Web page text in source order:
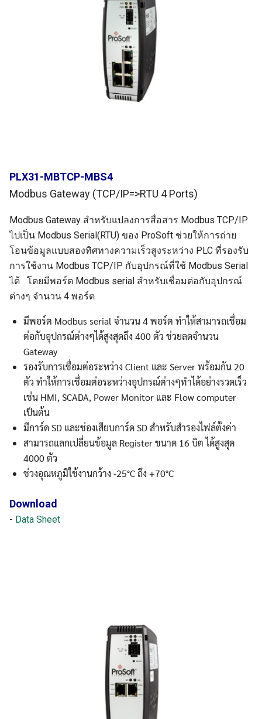
PLX31-MBTCP-MBS4
Modbus Gateway (TCP/IP=>RTU 4 Ports)
Modbus Gateway สำหรับแปลงการสื่อสาร Modbus TCP/IP
ไปเป็น Modbus Serial(RTU) ของ ProSoft ช่วยให้การถ่าย
โอนข้อมูลแบบสองทิศทางความเร็วสูงระหว่าง PLC ที่รองรับ
การใช้งาน Modbus TCP/IP กับอุปกรณ์ที่ใช้ Modbus Serial
ได้ โดยมีพอร์ต Modbus serial สำหรับเชื่อมต่อกับอุปกรณ์
ต่างๆ จำนวน 4 พอร์ต
มีพอร์ต Modbus serial จำนวน 4 พอร์ต ทำให้สามารถเชื่อม
ต่อกับอุปกรณ์ต่างๆได้สูงสุดถึง 400 ตัว ช่วยลดจำนวน
Gateway
รองรับการเชื่อมต่อระหว่าง Client และ Server พร้อมกัน 20
ตัว ทำให้การเชื่อมต่อระหว่างอุปกรณ์ต่างๆทำได้อย่างรวดเร็ว
เช่น HMI, SCADA, Power Monitor และ Flow computer
เป็นต้น
มีการ์ด SD และช่องเสียบการ์ด SD สำหรับสำรองไฟล์ตั้งค่า
สามารถแลกเปลี่ยนข้อมูล Register ขนาด 16 บิต ได้สูงสุด
4000 ตัว
ช่วงอุณหภูมิใช้งานกว้าง -25°C ถึง +70°C
Download
- Data Sheet